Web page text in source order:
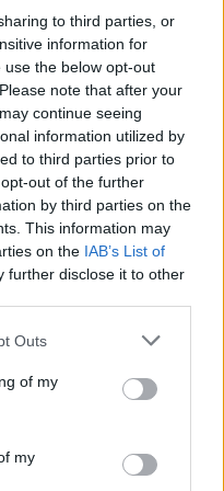
to third parties, or
information for
the below opt-out
note that after your
continue seeing
information utilized by
to third parties prior to
out of the further
by third parties on the
This information may
on the IAB’s List of
further disclose it to other
one or more Google
You may click to
its third-party tags to
in below Google
Outs
of my
my
της διεθνούς
τομέα της κλινικής
στην
ο ρόλος των
κλινικές
υγιή εθελοντή στις
μια πράξη
αλλά και